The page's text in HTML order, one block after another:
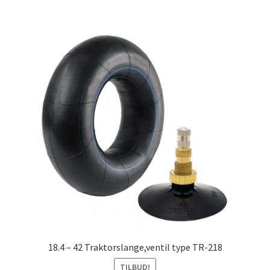
18.4 – 42 Traktorslange,ventil type TR-218
TILBUD!